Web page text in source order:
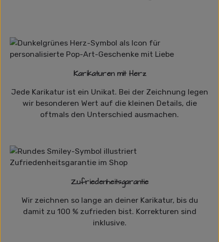
Karikaturen mit Herz
Jede Karikatur ist ein Unikat. Bei der Zeichnung legen
wir besonderen Wert auf die kleinen Details, die
oftmals den Unterschied ausmachen.
Zufriedenheitsgarantie
Wir zeichnen so lange an deiner Karikatur, bis du
damit zu 100 % zufrieden bist. Korrekturen sind
inklusive.